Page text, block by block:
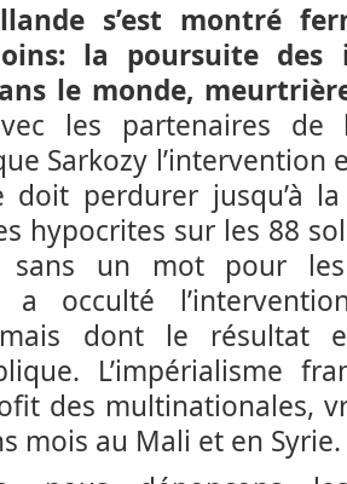
s’est montré
la poursuite des
le monde,
les partenaires de
Sarkozy l’intervention
doit perdurer jusqu’à
hypocrites sur les 88
sans un mot pour
a occulté
dont le résultat
L’impérialisme
des multinationales,
mois au Mali et en Syrie.